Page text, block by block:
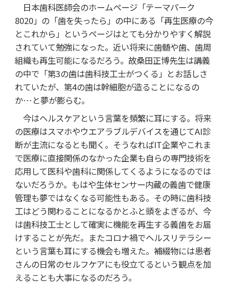
日本歯科医師会のホームページ「テーマパーク
8020」の「歯を失ったら」の中にある「再生医療の今
とこれから」というページはとても分かりやすく解説
されていて勉強になった。近い将来に歯髄や歯、歯周
組織も再生可能になるだろう。故桑田正博先生は講義
の中で「第3の歯は歯科技工士がつくる」とお話しさ
れていたが、第4の歯は幹細胞が造ることになるの
か…と夢が膨らむ。
今はヘルスケアという言葉を頻繁に耳にする。将来
の医療はスマホやウエアラブルデバイスを通じてAI診
断が主流になるとも聞く。そうなればIT企業やこれま
で医療に直接関係のなかった企業も自らの専門技術を
応用して医科や歯科に関係してくるようになるのでは
ないだろうか。もはや生体センサー内蔵の義歯で健康
管理も夢ではなくなる可能性もある。その時に歯科技
工はどう関わることになるかとふと頭をよぎるが、今
は歯科技工士として確実に機能を再生する義歯をお届
けすることが先だ。またコロナ禍でヘルスリテラシー
という言葉も耳にする機会も増えた。補綴物には患者
さんの日常のセルフケアにも役立てるという観点を加
えることも大事になるのだろう。